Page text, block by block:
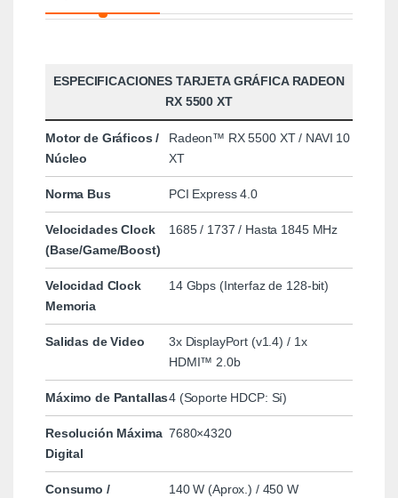
ESPECIFICACIONES TARJETA GRÁFICA RADEON
RX 5500 XT
Motor de Gráficos /
Núcleo
Radeon™ RX 5500 XT / NAVI 10
XT
Norma Bus PCI Express 4.0
Velocidades Clock
(Base/Game/Boost)
1685 / 1737 / Hasta 1845 MHz
Velocidad Clock
Memoria
14 Gbps (Interfaz de 128-bit)
Salidas de Video
3x DisplayPort (v1.4) / 1x
HDMI™ 2.0b
Máximo de Pantallas4 (Soporte HDCP: Sí)
Resolución Máxima
Digital
7680×4320
Consumo /
140 W (Aprox.) / 450 W